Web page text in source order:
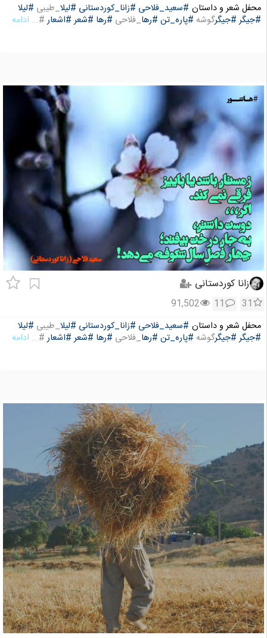
محفل شعر و داستان #سعید_فلاحی #زانا_کوردستانی #لیلا_طیبی #لیلا
#جیگر #جیگرگوشه #پاره_تن #رها_فلاحی #رها #شعر #اشعار#... ادامه
زانا کوردستانی
31
11
91,502
محفل شعر و داستان #سعید_فلاحی #زانا_کوردستانی #لیلا_طیبی #لیلا
#جیگر #جیگرگوشه #پاره_تن #رها_فلاحی #رها #شعر #اشعار#... ادامه